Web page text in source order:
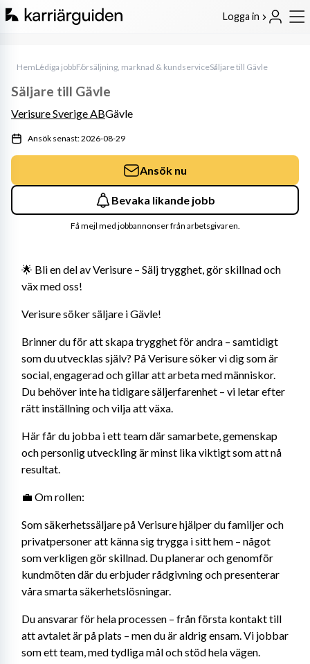
Logga in
HemLediga jobbFörsäljning, marknad & kundserviceSäljare till Gävle
🌟 Bli en del av Verisure – Sälj trygghet, gör skillnad och
väx med oss!
Verisure söker säljare i Gävle!
Brinner du för att skapa trygghet för andra – samtidigt
som du utvecklas själv? På Verisure söker vi dig som är
social, engagerad och gillar att arbeta med människor.
Du behöver inte ha tidigare säljerfarenhet – vi letar efter
rätt inställning och vilja att växa.
Här får du jobba i ett team där samarbete, gemenskap
och personlig utveckling är minst lika viktigt som att nå
resultat.
💼 Om rollen:
Som säkerhetssäljare på Verisure hjälper du familjer och
privatpersoner att känna sig trygga i sitt hem – något
som verkligen gör skillnad. Du planerar och genomför
kundmöten där du erbjuder rådgivning och presenterar
våra smarta säkerhetslösningar.
Du ansvarar för hela processen – från första kontakt till
att avtalet är på plats – men du är aldrig ensam. Vi jobbar
som ett team, med tydliga mål och stöd hela vägen.
Säljare till Gävle
Verisure Sverige ABGävle
Ansök senast: 2026-08-29
Ansök nu
Bevaka likande jobb
Få mejl med jobbannonser från arbetsgivaren.